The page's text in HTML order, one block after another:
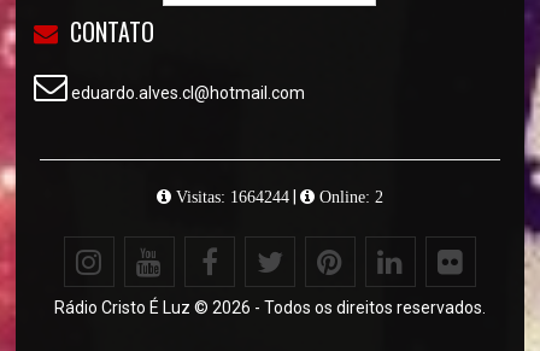
CONTATO
eduardo.alves.cl@hotmail.com
Visitas: 1664244| Online: 2
Rádio Cristo É Luz © 2026 - Todos os direitos reservados.